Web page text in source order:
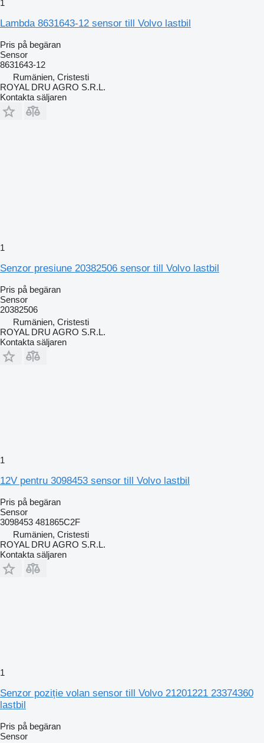
1
Lambda 8631643-12 sensor till Volvo lastbil
Pris på begäran
Sensor
8631643-12
Rumänien, Cristesti
ROYAL DRU AGRO S.R.L.
Kontakta säljaren
1
Senzor presiune 20382506 sensor till Volvo lastbil
Pris på begäran
Sensor
20382506
Rumänien, Cristesti
ROYAL DRU AGRO S.R.L.
Kontakta säljaren
1
12V pentru 3098453 sensor till Volvo lastbil
Pris på begäran
Sensor
3098453 481865C2F
Rumänien, Cristesti
ROYAL DRU AGRO S.R.L.
Kontakta säljaren
1
Senzor poziție volan sensor till Volvo 21201221 23374360
lastbil
Pris på begäran
Sensor